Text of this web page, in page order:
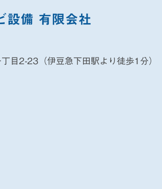
設備 有限会社
目2-23（伊豆急下田駅より徒歩1分）